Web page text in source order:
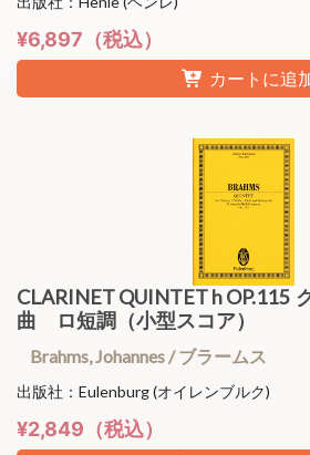
¥6,897（税込）
カートに追
CLARINET QUINTET h OP.115
曲 ロ短調（小型スコア）
Brahms, Johannes / ブラームス
出版社：Eulenburg (オイレンブルク)
¥2,849（税込）